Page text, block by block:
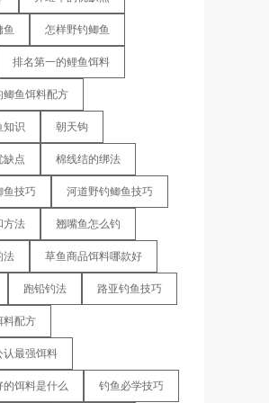
鱼 怎样野钓鲫鱼
排名第一的鲤鱼饵料
鲫鱼饵料配方
知识 朝天钩
缺点 棉线结的绑法
鱼技巧 河道野钓鲫鱼技巧
方法 翘嘴鱼怎么钓
法 草鱼商品饵料哪款好
跑铅钓法 路亚钓鱼技巧
料配方
认最强饵料
的饵料是什么 钓鱼必学技巧